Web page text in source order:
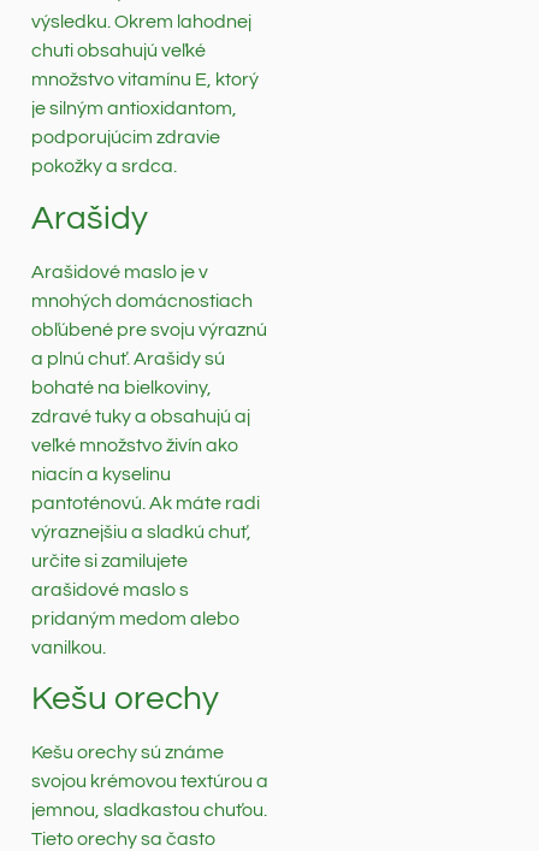
výsledku. Okrem lahodnej
chuti obsahujú veľké
množstvo vitamínu E, ktorý
je silným antioxidantom,
podporujúcim zdravie
pokožky a srdca.
Arašidy
Arašidové maslo je v
mnohých domácnostiach
obľúbené pre svoju výraznú
a plnú chuť. Arašidy sú
bohaté na bielkoviny,
zdravé tuky a obsahujú aj
veľké množstvo živín ako
niacín a kyselinu
pantoténovú. Ak máte radi
výraznejšiu a sladkú chuť,
určite si zamilujete
arašidové maslo s
pridaným medom alebo
vanilkou.
Kešu orechy
Kešu orechy sú známe
svojou krémovou textúrou a
jemnou, sladkastou chuťou.
Tieto orechy sa často